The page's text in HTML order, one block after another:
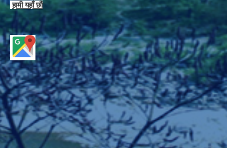
हामी यहाँ छाै‌ं